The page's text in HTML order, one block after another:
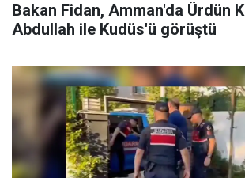
Bakan Fidan, Amman'da Ürdün
Abdullah ile Kudüs'ü görüştü